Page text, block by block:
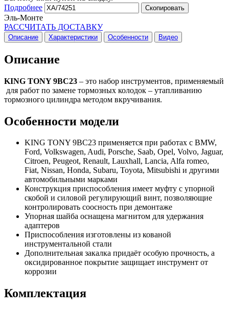
Подробнее
Скопировать
Эль-Монте
РАССЧИТАТЬ ДОСТАВКУ
Описание Характеристики Особенности Видео
Описание
KING TONY 9BC23 – это набор инструментов, применяемый
для работ по замене тормозных колодок – утапливанию
тормозного цилиндра методом вкручивания.
Особенности модели
KING TONY 9BC23 применяется при работах с BMW,
Ford, Volkswagen, Audi, Porsche, Saab, Opel, Volvo, Jaguar,
Citroen, Peugeot, Renault, Lauxhall, Lancia, Alfa romeo,
Fiat, Nissan, Honda, Subaru, Toyota, Mitsubishi и другими
автомобильными марками
Конструкция приспособления имеет муфту с упорной
скобой и силовой регулирующий винт, позволяющие
контролировать соосность при демонтаже
Упорная шайба оснащена магнитом для удержания
адаптеров
Приспособления изготовлены из кованой
инструментальной стали
Дополнительная закалка придаёт особую прочность, а
оксидированное покрытие защищает инструмент от
коррозии
Комплектация